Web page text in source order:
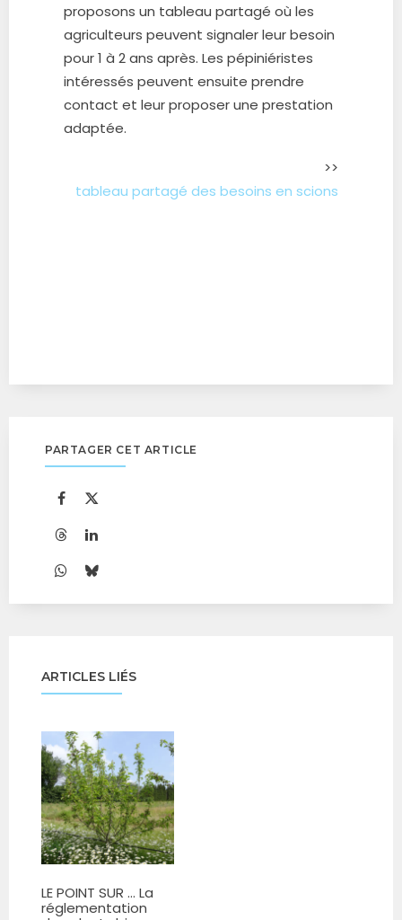
proposons un tableau partagé où les
agriculteurs peuvent signaler leur besoin
pour 1 à 2 ans après. Les pépiniéristes
intéressés peuvent ensuite prendre
contact et leur proposer une prestation
adaptée.
>>
tableau partagé des besoins en scions
PARTAGER CET ARTICLE
ARTICLES LIÉS
LE POINT SUR ... La
réglementation